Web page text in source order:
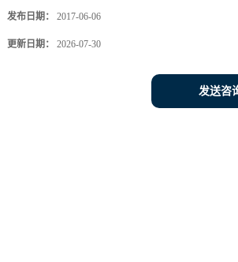
发布日期： 2017-06-06
更新日期： 2026-07-30
发送咨